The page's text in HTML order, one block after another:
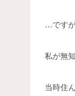
…です
私が無
当時住